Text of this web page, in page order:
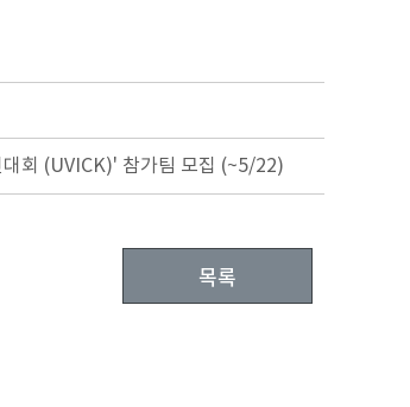
회 (UVICK)' 참가팀 모집 (~5/22)
목록